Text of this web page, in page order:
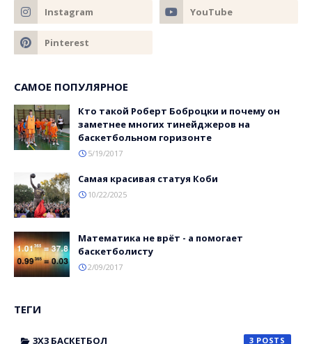
САМОЕ ПОПУЛЯРНОЕ
Кто такой Роберт Боброцки и почему он
заметнее многих тинейджеров на
баскетбольном горизонте
5/19/2017
Самая красивая статуя Коби
10/22/2025
Математика не врёт - а помогает
баскетболисту
2/09/2017
ТЕГИ
3X3 БАСКЕТБОЛ 3